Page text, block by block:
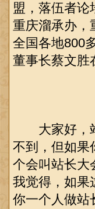
盟，落伍者论
重庆溜承办，
全国各地800
董事长蔡文胜
大家好，站
不到，但如果
个会叫站长大
我觉得，如果
你一个人做站